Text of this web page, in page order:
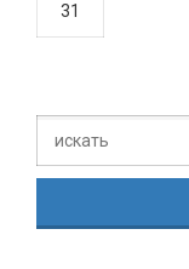
31